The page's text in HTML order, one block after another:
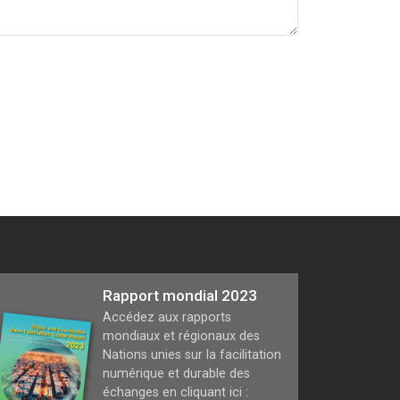
Rapport mondial 2023
Accédez aux rapports
mondiaux et régionaux des
Nations unies sur la facilitation
numérique et durable des
échanges en cliquant ici :